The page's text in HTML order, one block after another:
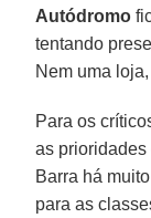
Autódromo
tentando
Nem uma
Para os
as
Barra há
para as